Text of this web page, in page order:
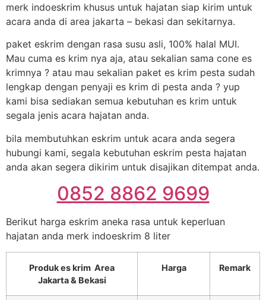
merk indoeskrim khusus untuk hajatan siap kirim untuk
acara anda di area jakarta – bekasi dan sekitarnya.
paket eskrim dengan rasa susu asli, 100% halal MUI.
Mau cuma es krim nya aja, atau sekalian sama cone es
krimnya ? atau mau sekalian paket es krim pesta sudah
lengkap dengan penyaji es krim di pesta anda ? yup
kami bisa sediakan semua kebutuhan es krim untuk
segala jenis acara hajatan anda.
bila membutuhkan eskrim untuk acara anda segera
hubungi kami, segala kebutuhan eskrim pesta hajatan
anda akan segera dikirim untuk disajikan ditempat anda.
0852 8862 9699
Berikut harga eskrim aneka rasa untuk keperluan
hajatan anda merk indoeskrim 8 liter
Produk es krim Area
Jakarta & Bekasi
Harga Remark